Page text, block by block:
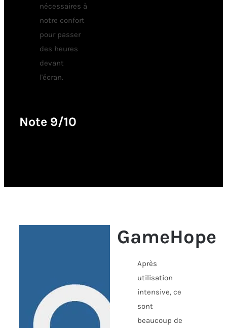
nécessaires à
notre confort
pour passer
des heures
devant
l'écran.
Note 9/10
GameHope
Après
utilisation
intensive, ce
sont
beaucoup de